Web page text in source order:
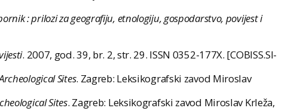
: prilozi za geografiju, etnologiju, gospodarstvo, povijest i
. 2007, god. 39, br. 2, str. 29. ISSN 0352-177X. [COBISS.SI-
Sites. Zagreb: Leksikografski zavod Miroslav
Sites. Zagreb: Leksikografski zavod Miroslav Krleža,